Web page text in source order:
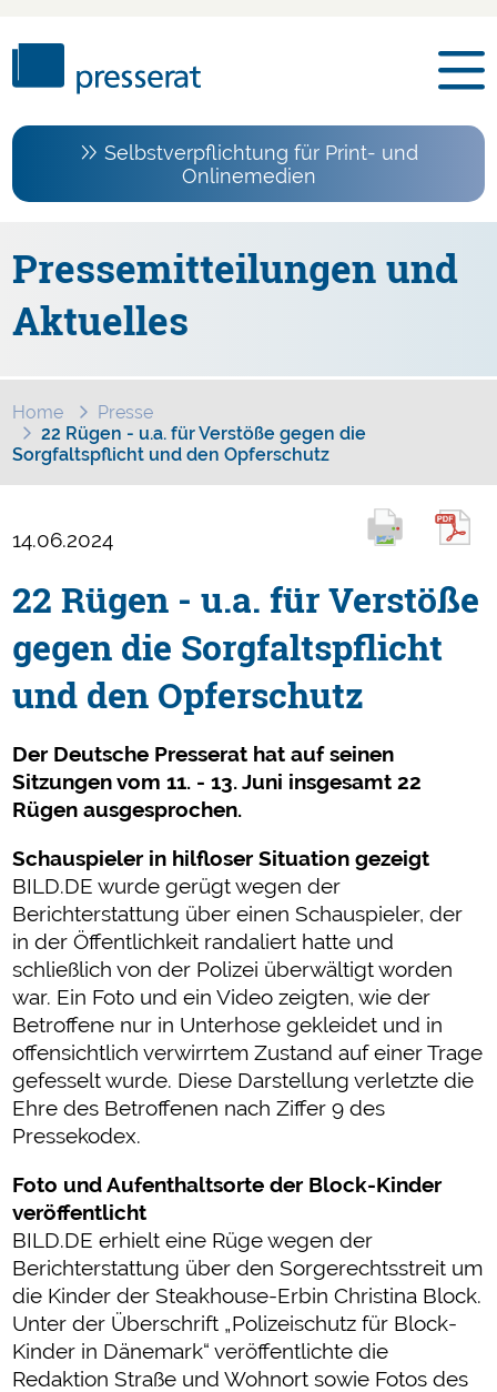
Selbstverpflichtung für Print- und
Onlinemedien
Pressemitteilungen und
Aktuelles
Home
Presse
22 Rügen - u.a. für Verstöße gegen die
Sorgfaltspflicht und den Opferschutz
14.06.2024
22 Rügen - u.a. für Verstöße
gegen die Sorgfaltspflicht
und den Opferschutz
Der Deutsche Presserat hat auf seinen
Sitzungen vom 11. - 13. Juni insgesamt 22
Rügen ausgesprochen.
Schauspieler in hilfloser Situation gezeigt
BILD.DE wurde gerügt wegen der
Berichterstattung über einen Schauspieler, der
in der Öffentlichkeit randaliert hatte und
schließlich von der Polizei überwältigt worden
war. Ein Foto und ein Video zeigten, wie der
Betroffene nur in Unterhose gekleidet und in
offensichtlich verwirrtem Zustand auf einer Trage
gefesselt wurde. Diese Darstellung verletzte die
Ehre des Betroffenen nach Ziffer 9 des
Pressekodex.
Foto und Aufenthaltsorte der Block-Kinder
veröffentlicht
BILD.DE erhielt eine Rüge wegen der
Berichterstattung über den Sorgerechtsstreit um
die Kinder der Steakhouse-Erbin Christina Block.
Unter der Überschrift „Polizeischutz für Block-
Kinder in Dänemark“ veröffentlichte die
Redaktion Straße und Wohnort sowie Fotos des